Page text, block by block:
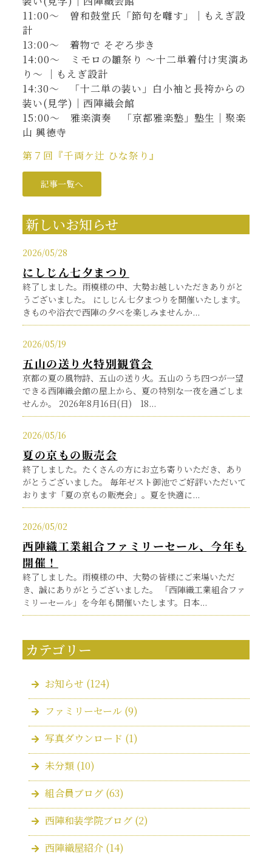
11:00〜 曽和鼓堂氏「節句を囃す」｜もえぎ設
計
13:00〜 着物で そぞろ歩き
14:00〜 ミモロの雛祭り ～十二単着付け実演あ
り～ ｜もえぎ設計
14:30〜 「十二単の装い」白小袖と長袴からの
装い(見学)｜西陣織会館
15:00〜 雅楽演奏 「京都雅楽塾」塾生｜聚楽
山 興徳寺
第７回『千両ケ辻 ひな祭り』
記事一覧へ
新しいお知らせ
2026/05/28
にしじん七夕まつり
終了しました。雨模様の中、大勢お越しいただきありがと
うございました。 にしじん七夕まつりを開催いたします。
きものや浴衣で西陣の夕べを楽しみませんか...
2026/05/19
五山の送り火特別観賞会
京都の夏の風物詩、五山の送り火。五山のうち四つが一望
できる西陣織会館の屋上から、夏の特別な一夜を過ごしま
せんか。 2026年8月16日(日) 18...
2026/05/16
夏の京もの販売会
終了しました。たくさんの方にお立ち寄りいただき、あり
がとうございました。 毎年ゼスト御池でご好評いただいて
おります「夏の京もの販売会」。夏を快適に...
2026/05/02
西陣織工業組合ファミリーセール、今年も
開催！
終了しました。雨模様の中、大勢の皆様にご来場いただ
き、誠にありがとうございました。 「西陣織工業組合ファ
ミリーセール」を今年も開催いたします。日本...
カテゴリー
お知らせ (124)
ファミリーセール (9)
写真ダウンロード (1)
未分類 (10)
組合員ブログ (63)
西陣和装学院ブログ (2)
西陣織屋紹介 (14)